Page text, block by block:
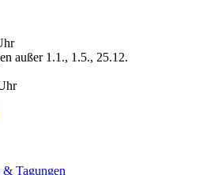
außer 1.1., 1.5., 25.12.
& Tagungen